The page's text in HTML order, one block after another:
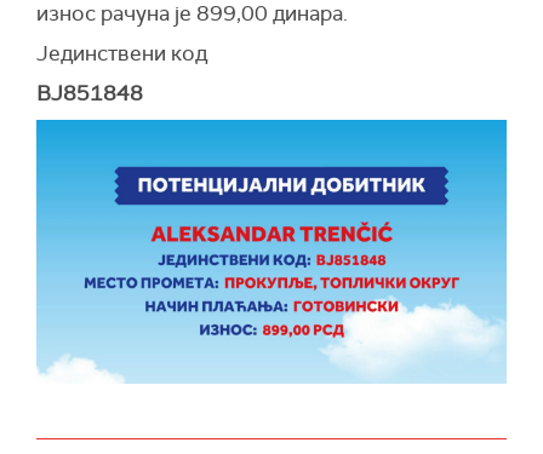
износ рачуна је 899,00 динара.
Јединствени код
BJ851848